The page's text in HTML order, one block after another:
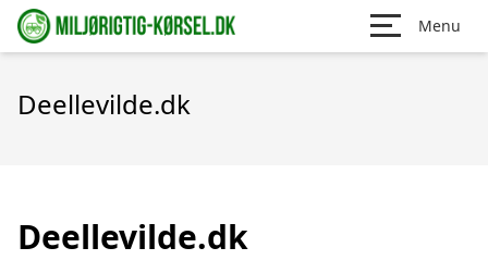
Menu
Deellevilde.dk
Deellevilde.dk